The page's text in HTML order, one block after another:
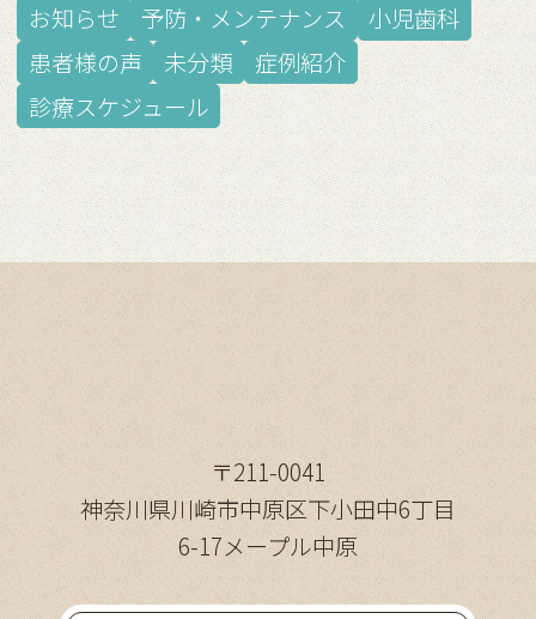
お知らせ 予防・メンテナンス
小児歯科
患者様の声
未分類
症例紹介
診療スケジュール
〒211-0041
神奈川県川崎市中原区下小田中6丁目
6-17メープル中原